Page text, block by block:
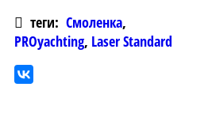
теги: Смоленка,
PROyachting, Laser Standard